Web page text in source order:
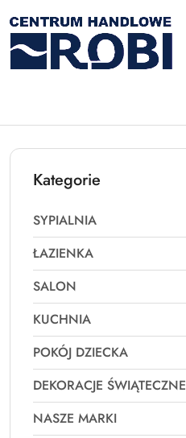
Przejdź do treści głównej
Przejdź do wyszukiwarki
Przejdź do moje konto
Przejdź do menu
Przejdź do stopki
Kategorie
SYPIALNIA
ŁAZIENKA
SALON
KUCHNIA
POKÓJ DZIECKA
DEKORACJE ŚWIĄTECZNE
NASZE MARKI